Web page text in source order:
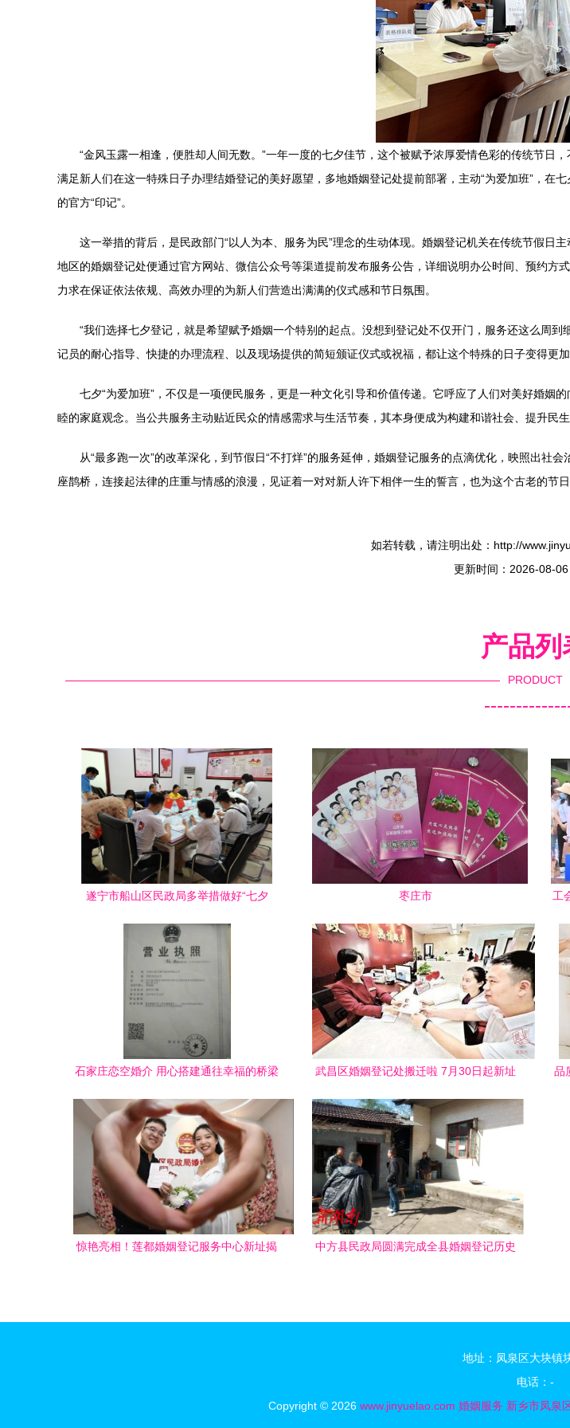
“金风玉露一相逢，便胜却人间无数。”一年一度的七夕佳节，这个被赋予浓厚爱情色彩的传统节
满足新人们在这一特殊日子办理结婚登记的美好愿望，多地婚姻登记处提前部署，主动“为爱加班”，
的官方“印记”。
这一举措的背后，是民政部门“以人为本、服务为民”理念的生动体现。婚姻登记机关在传统节假
地区的婚姻登记处便通过官方网站、微信公众号等渠道提前发布服务公告，详细说明办公时间、预约方
力求在保证依法依规、高效办理的为新人们营造出满满的仪式感和节日氛围。
“我们选择七夕登记，就是希望赋予婚姻一个特别的起点。没想到登记处不仅开门，服务还这么周
记员的耐心指导、快捷的办理流程、以及现场提供的简短颁证仪式或祝福，都让这个特殊的日子变得更加
七夕“为爱加班”，不仅是一项便民服务，更是一种文化引导和价值传递。它呼应了人们对美好婚
睦的家庭观念。当公共服务主动贴近民众的情感需求与生活节奏，其本身便成为构建和谐社会、提升民生
从“最多跑一次”的改革深化，到节假日“不打烊”的服务延伸，婚姻登记服务的点滴优化，映照出
座鹊桥，连接起法律的庄重与情感的浪漫，见证着一对对新人许下相伴一生的誓言，也为这个古老的节
如若转载，请注明出处：http://
更新时间：2026-08-
产品列
PRODUCT
遂宁市船山区民政局多举措做好“七夕
枣庄市
工
石家庄恋空婚介 用心搭建通往幸福的桥梁
武昌区婚姻登记处搬迁啦 7月30日起新址
品
惊艳亮相！莲都婚姻登记服务中心新址揭
中方县民政局圆满完成全县婚姻登记历史
地址：凤泉区大块镇
电话：-
Copyright © 2026 www.jinyuelao.com 婚姻服务 新乡市凤泉